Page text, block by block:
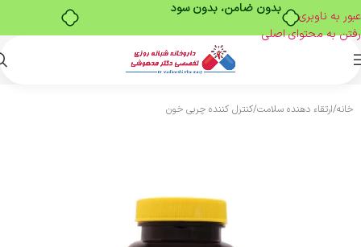
بدون ضامن، بدون سود
عبور به ناوبری
رفتن به محتوای اصلی
خانه/ارتقاء دهنده سلامت/کنترل کننده چربی خون